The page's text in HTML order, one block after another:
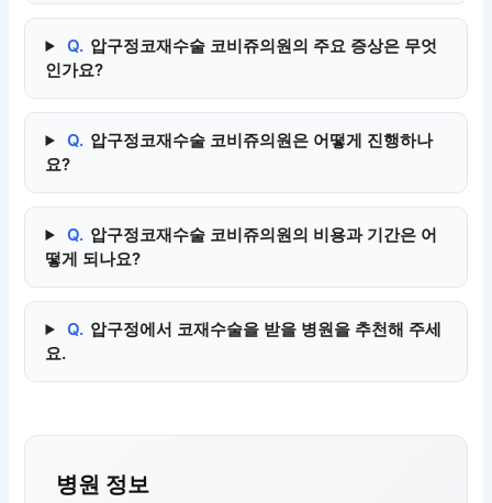
Q. 압구정코재수술 코비쥬의원의 주요 증상은 무엇
인가요?
Q. 압구정코재수술 코비쥬의원은 어떻게 진행하나
요?
Q. 압구정코재수술 코비쥬의원의 비용과 기간은 어
떻게 되나요?
Q. 압구정에서 코재수술을 받을 병원을 추천해 주세
요.
병원 정보